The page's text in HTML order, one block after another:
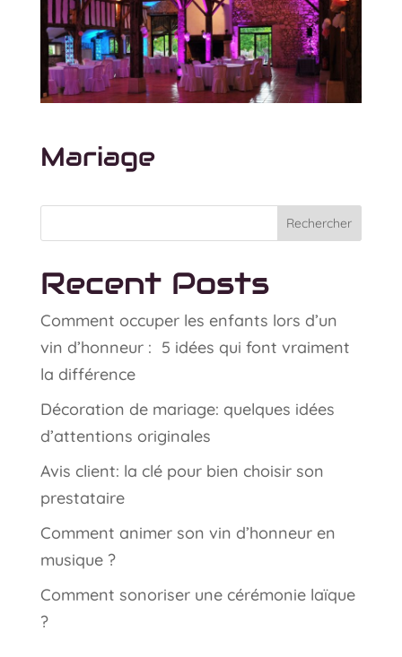
Mariage
Rechercher
Recent Posts
Comment occuper les enfants lors d’un
vin d’honneur : 5 idées qui font vraiment
la différence
Décoration de mariage: quelques idées
d’attentions originales
Avis client: la clé pour bien choisir son
prestataire
Comment animer son vin d’honneur en
musique ?
Comment sonoriser une cérémonie laïque
?